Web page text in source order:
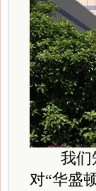
我们知
对“华盛